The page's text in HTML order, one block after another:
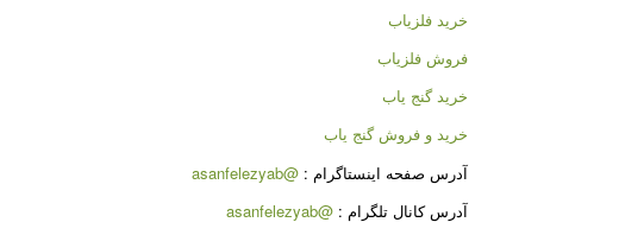
خرید فلزیاب
فروش فلزیاب
خرید گنج یاب
خرید و فروش گنج یاب
آدرس صفحه اینستاگرام : @asanfelezyab
آدرس کانال تلگرام : @asanfelezyab